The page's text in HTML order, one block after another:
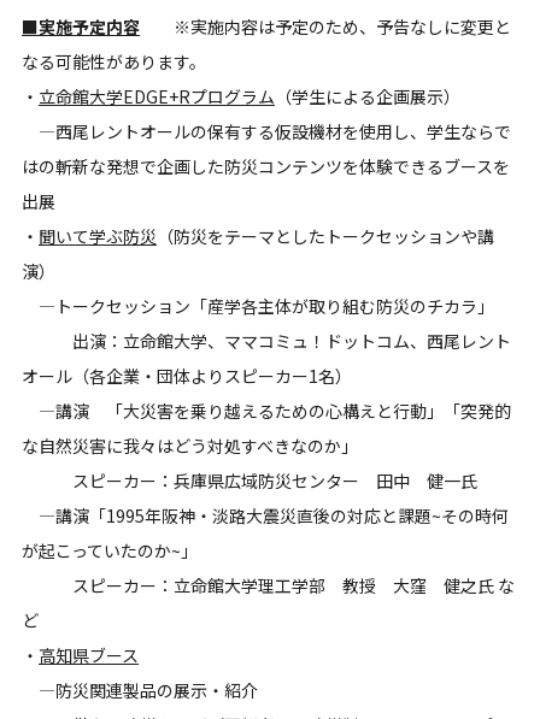
■実施予定内容 ※実施内容は予定のため、予告なしに変更と
なる可能性があります。
・ 立命館大学EDGE+Rプログラム （学生による企画展示）
―西尾レントオールの保有する仮設機材を使用し、学生ならで
はの斬新な発想で企画した防災コンテンツを体験できるブースを
出展
・ 聞いて学ぶ防災 （防災をテーマとしたトークセッションや講
演）
―トークセッション「産学各主体が取り組む防災のチカラ」
出演：立命館大学、ママコミュ！ドットコム、西尾レント
オール（各企業・団体よりスピーカー1名）
―講演 「大災害を乗り越えるための心構えと行動」「突発的
な自然災害に我々はどう対処すべきなのか」
スピーカー：兵庫県広域防災センター 田中 健一氏
―講演「1995年阪神・淡路大震災直後の対応と課題~その時何
が起こっていたのか~」
スピーカー：立命館大学理工学部 教授 大窪 健之氏 な
ど
・ 高知県ブース
―防災関連製品の展示・紹介